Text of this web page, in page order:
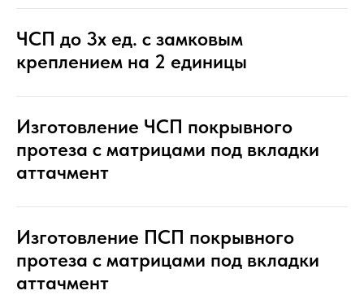
ЧСП до 3х ед. с замковым
креплением на 2 единицы
Изготовление ЧСП покрывного
протеза с матрицами под вкладки
аттачмент
Изготовление ПСП покрывного
протеза с матрицами под вкладки
аттачмент